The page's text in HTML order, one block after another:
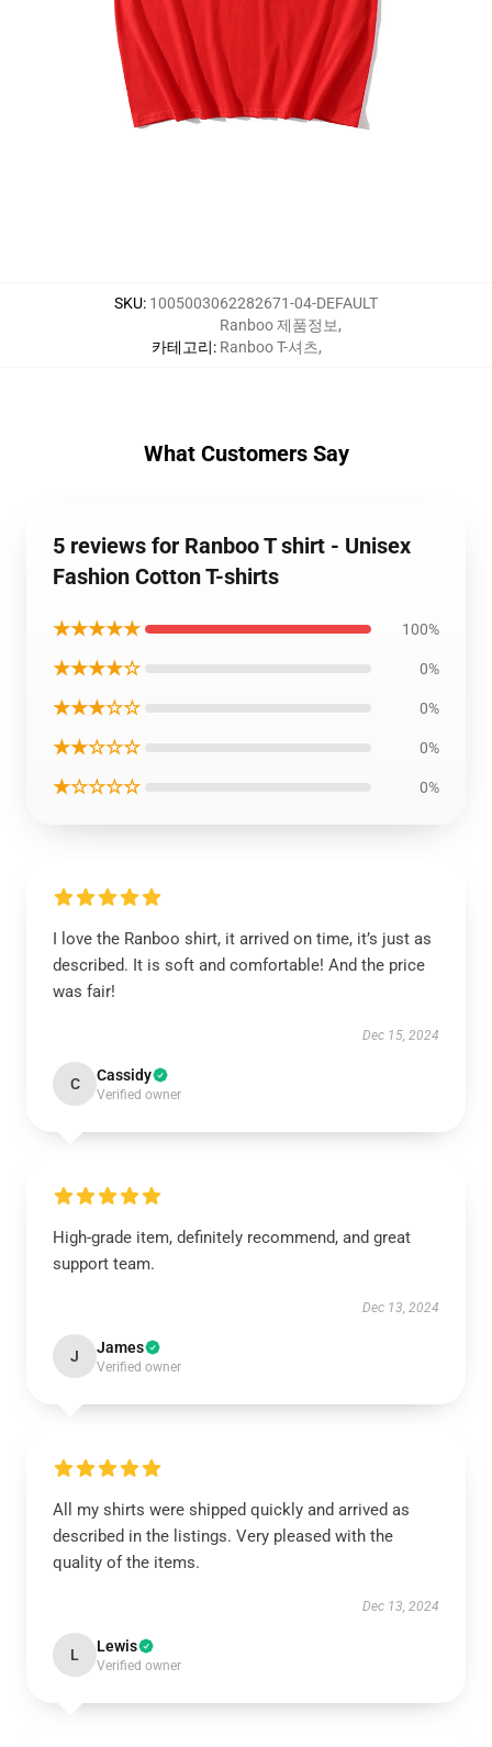
SKU: 1005003062282671-04-DEFAULT
카테고리:
Ranboo 제품정보,
Ranboo T-셔츠,
What Customers Say
5 reviews for Ranboo T shirt - Unisex
Fashion Cotton T-shirts
★★★★★ 100%
★★★★☆ 0%
★★★☆☆ 0%
★★☆☆☆ 0%
★☆☆☆☆ 0%
I love the Ranboo shirt, it arrived on time, it’s just as
described. It is soft and comfortable! And the price
was fair!
Dec 15, 2024
C Cassidy
Verified owner
High-grade item, definitely recommend, and great
support team.
Dec 13, 2024
J James
Verified owner
All my shirts were shipped quickly and arrived as
described in the listings. Very pleased with the
quality of the items.
Dec 13, 2024
L Lewis
Verified owner